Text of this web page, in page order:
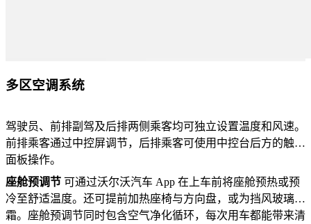
多区空调系统
驾驶员、前排副驾及后排两侧乘客均可独立设置温度和风速。
前排乘客通过中控屏调节，后排乘客可使用中控台后方的触控
面板操作。
座舱预调节
冷至舒适温度。还可提前加热座椅与方向盘，或为挡风玻璃除
霜。座舱预调节同时包含空气净化循环，每次用车都能带来清